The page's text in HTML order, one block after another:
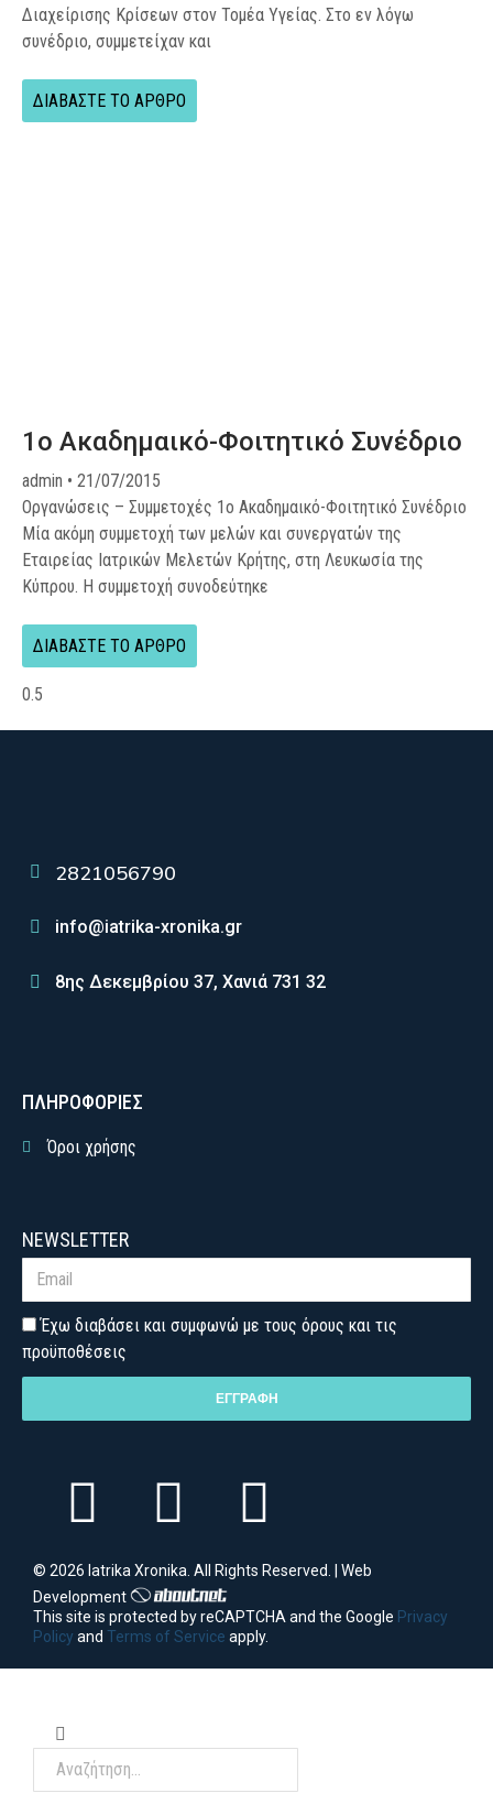
Διαχείρισης Κρίσεων στον Τομέα Υγείας. Στο εν λόγω
συνέδριο, συμμετείχαν και
ΔΙΑΒΑΣΤΕ ΤΟ ΑΡΘΡΟ
1ο Ακαδημαικό-Φοιτητικό Συνέδριο
admin
21/07/2015
Οργανώσεις – Συμμετοχές 1ο Ακαδημαικό-Φοιτητικό Συνέδριο
Μία ακόμη συμμετοχή των μελών και συνεργατών της
Εταιρείας Ιατρικών Μελετών Κρήτης, στη Λευκωσία της
Κύπρου. Η συμμετοχή συνοδεύτηκε
ΔΙΑΒΑΣΤΕ ΤΟ ΑΡΘΡΟ
2821056790
info@iatrika-xronika.gr
8ης Δεκεμβρίου 37, Χανιά 731 32
ΠΛΗΡΟΦΟΡΙΕΣ
Όροι χρήσης
NEWSLETTER
Έχω διαβάσει και συμφωνώ με τους όρους και τις
προϋποθέσεις
ΕΓΓΡΑΦΗ
© 2026 Iatrika Xronika. All Rights Reserved. | Web
Development
This site is protected by reCAPTCHA and the Google Privacy
Policy and Terms of Service apply.